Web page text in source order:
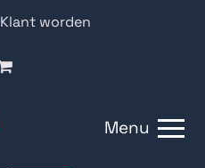
Klant worden
Menu